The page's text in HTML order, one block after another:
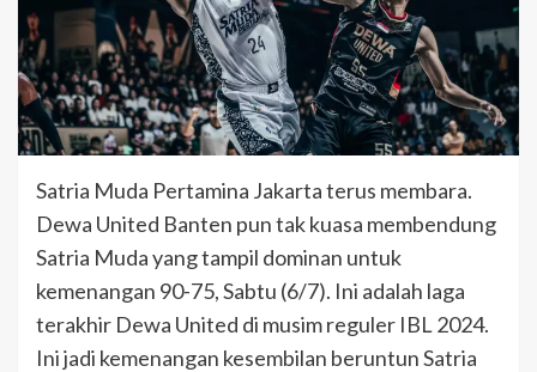
Satria Muda Pertamina Jakarta terus membara.
Dewa United Banten pun tak kuasa membendung
Satria Muda yang tampil dominan untuk
kemenangan 90-75, Sabtu (6/7). Ini adalah laga
terakhir Dewa United di musim reguler IBL 2024.
Ini jadi kemenangan kesembilan beruntun Satria